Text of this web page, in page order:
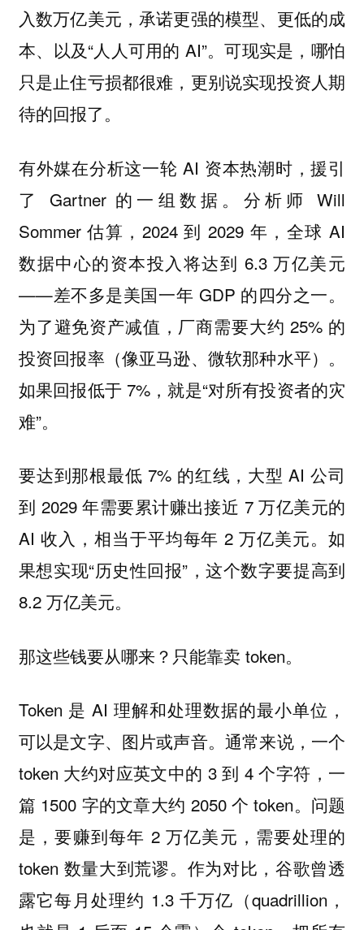
入数万亿美元，承诺更强的模型、更低的成
本、以及“人人可用的 AI”。可现实是，哪怕
只是止住亏损都很难，更别说实现投资人期
待的回报了。
有外媒在分析这一轮 AI 资本热潮时，援引
了 Gartner 的一组数据。分析师 Will
Sommer 估算，2024 到 2029 年，全球 AI
数据中心的资本投入将达到 6.3 万亿美元
——差不多是美国一年 GDP 的四分之一。
为了避免资产减值，厂商需要大约 25% 的
投资回报率（像亚马逊、微软那种水平）。
如果回报低于 7%，就是“对所有投资者的灾
难”。
要达到那根最低 7% 的红线，大型 AI 公司
到 2029 年需要累计赚出接近 7 万亿美元的
AI 收入，相当于平均每年 2 万亿美元。如
果想实现“历史性回报”，这个数字要提高到
8.2 万亿美元。
那这些钱要从哪来？只能靠卖 token。
Token 是 AI 理解和处理数据的最小单位，
可以是文字、图片或声音。通常来说，一个
token 大约对应英文中的 3 到 4 个字符，一
篇 1500 字的文章大约 2050 个 token。问题
是，要赚到每年 2 万亿美元，需要处理的
token 数量大到荒谬。作为对比，谷歌曾透
露它每月处理约 1.3 千万亿（quadrillion，